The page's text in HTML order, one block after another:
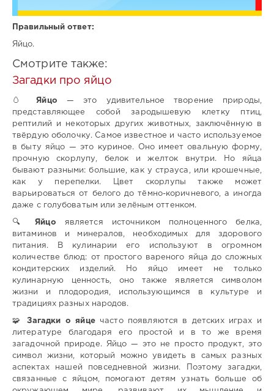
Правильный ответ:
Яйцо.
Смотрите также:
Загадки про яйцо
🥚Яйцо — это удивительное творение природы,
представляющее собой зародышевую клетку птиц,
рептилий и некоторых других животных, заключённую в
твёрдую оболочку. Самое известное и часто используемое
в быту яйцо — это куриное. Оно имеет овальную форму,
прочную скорлупу, белок и желток внутри. Но яйца
бывают разными: большие, как у страуса, или крошечные,
как у перепелки. Цвет скорлупы также может
варьироваться от белого до тёмно-коричневого, а иногда
даже с голубоватым или зелёным оттенком.
🔍Яйцо является источником полноценного белка,
витаминов и минералов, необходимых для здорового
питания. В кулинарии его используют в огромном
количестве блюд: от простого вареного яйца до сложных
кондитерских изделий. Но яйцо имеет не только
кулинарную ценность, оно также является символом
жизни и плодородия, использующимся в культуре и
традициях разных народов.
🧩 Загадки о яйцечасто появляются в детских играх и
литературе благодаря его простой и в то же время
загадочной природе. Яйцо — это не просто продукт, это
символ жизни, который можно увидеть в самых разных
аспектах нашей повседневной жизни. Поэтому загадки,
связанные с яйцом, помогают детям узнать больше об